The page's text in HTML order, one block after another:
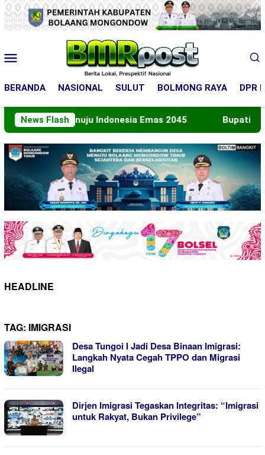
Loncat
ke
konten
Mobile
BERANDA NASIONAL SULUT BOLMONG RAYA DPR
News Flash
Menuju Indonesia Emas 2045 Bupati Boltara
HEADLINE
TAG: IMIGRASI
Desa Tungoi I Jadi Desa Binaan Imigrasi:
Langkah Nyata Cegah TPPO dan Migrasi
Ilegal
Dirjen Imigrasi Tegaskan Integritas: “Imigrasi
untuk Rakyat, Bukan Privilege”